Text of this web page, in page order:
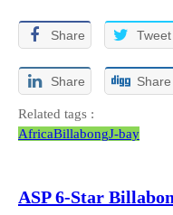
Share Tweet
Share Share
Related tags :
AfricaBillabongJ-bay
ASP 6-Star